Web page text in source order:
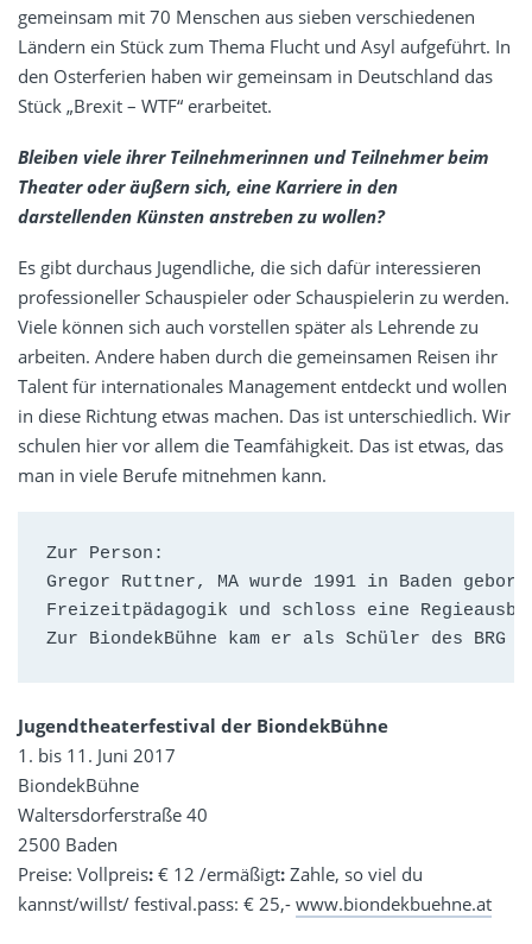
gemeinsam mit 70 Menschen aus sieben verschiedenen
Ländern ein Stück zum Thema Flucht und Asyl aufgeführt. In
den Osterferien haben wir gemeinsam in Deutschland das
Stück „Brexit – WTF“ erarbeitet.
Bleiben viele ihrer Teilnehmerinnen und Teilnehmer beim
Theater oder äußern sich, eine Karriere in den
darstellenden Künsten anstreben zu wollen?
Es gibt durchaus Jugendliche, die sich dafür interessieren
professioneller Schauspieler oder Schauspielerin zu werden.
Viele können sich auch vorstellen später als Lehrende zu
arbeiten. Andere haben durch die gemeinsamen Reisen ihr
Talent für internationales Management entdeckt und wollen
in diese Richtung etwas machen. Das ist unterschiedlich. Wir
schulen hier vor allem die Teamfähigkeit. Das ist etwas, das
man in viele Berufe mitnehmen kann.
Zur Person:
Gregor Ruttner, MA wurde 1991 in Baden
Freizeitpädagogik und schloss eine
Zur BiondekBühne kam er als Schüler des BRG
Jugendtheaterfestival der BiondekBühne
1. bis 11. Juni 2017
BiondekBühne
Waltersdorferstraße 40
2500 Baden
Preise: Vollpreis: € 12 /ermäßigt: Zahle, so viel du
kannst/willst/ festival.pass: € 25,- www.biondekbuehne.at